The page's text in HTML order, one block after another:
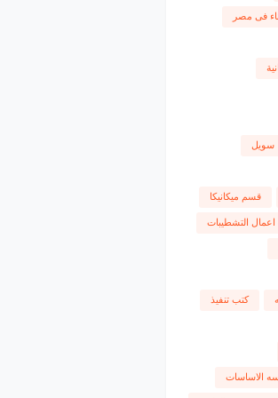
فى مصر
سويل
قسم ميكانيكا
التشطيبات
كتب تنفيذ
الاساسات